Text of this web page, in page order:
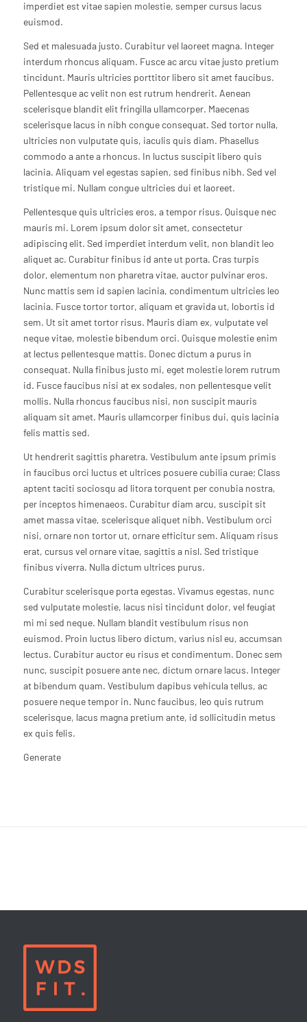
imperdiet est vitae sapien molestie, semper cursus lacus
euismod.
Sed et malesuada justo. Curabitur vel laoreet magna. Integer
interdum rhoncus aliquam. Fusce ac arcu vitae justo pretium
tincidunt. Mauris ultricies porttitor libero sit amet faucibus.
Pellentesque ac velit non est rutrum hendrerit. Aenean
scelerisque blandit elit fringilla ullamcorper. Maecenas
scelerisque lacus in nibh congue consequat. Sed tortor nulla,
ultricies non vulputate quis, iaculis quis diam. Phasellus
commodo a ante a rhoncus. In luctus suscipit libero quis
lacinia. Aliquam vel egestas sapien, sed finibus nibh. Sed vel
tristique mi. Nullam congue ultricies dui et laoreet.
Pellentesque quis ultricies eros, a tempor risus. Quisque nec
mauris mi. Lorem ipsum dolor sit amet, consectetur
adipiscing elit. Sed imperdiet interdum velit, non blandit leo
aliquet ac. Curabitur finibus id ante ut porta. Cras turpis
dolor, elementum non pharetra vitae, auctor pulvinar eros.
Nunc mattis sem id sapien lacinia, condimentum ultricies leo
lacinia. Fusce tortor tortor, aliquam et gravida ut, lobortis id
sem. Ut sit amet tortor risus. Mauris diam ex, vulputate vel
neque vitae, molestie bibendum orci. Quisque molestie enim
at lectus pellentesque mattis. Donec dictum a purus in
consequat. Nulla finibus justo mi, eget molestie lorem rutrum
id. Fusce faucibus nisi at ex sodales, non pellentesque velit
mollis. Nulla rhoncus faucibus nisi, non suscipit mauris
aliquam sit amet. Mauris ullamcorper finibus dui, quis lacinia
felis mattis sed.
Ut hendrerit sagittis pharetra. Vestibulum ante ipsum primis
in faucibus orci luctus et ultrices posuere cubilia curae; Class
aptent taciti sociosqu ad litora torquent per conubia nostra,
per inceptos himenaeos. Curabitur diam arcu, suscipit sit
amet massa vitae, scelerisque aliquet nibh. Vestibulum orci
nisi, ornare non tortor ut, ornare efficitur sem. Aliquam risus
erat, cursus vel ornare vitae, sagittis a nisl. Sed tristique
finibus viverra. Nulla dictum ultrices purus.
Curabitur scelerisque porta egestas. Vivamus egestas, nunc
sed vulputate molestie, lacus nisi tincidunt dolor, vel feugiat
mi mi sed neque. Nullam blandit vestibulum risus non
euismod. Proin luctus libero dictum, varius nisl eu, accumsan
lectus. Curabitur auctor eu risus et condimentum. Donec sem
nunc, suscipit posuere ante nec, dictum ornare lacus. Integer
at bibendum quam. Vestibulum dapibus vehicula tellus, ac
posuere neque tempor in. Nunc faucibus, leo quis rutrum
scelerisque, lacus magna pretium ante, id sollicitudin metus
ex quis felis.
Generate